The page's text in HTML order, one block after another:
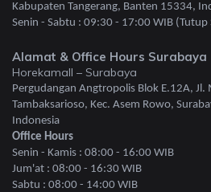
Kabupaten Tangerang, Banten 15334,
Senin - Sabtu : 09:30 - 17:00 WIB (Tutup
Alamat & Office Hours Surabaya
Horekamall – Surabaya
Pergudangan Angtropolis Blok E.12A,
Tambaksarioso, Kec. Asem Rowo,
Indonesia
Office Hours
Senin - Kamis : 08:00 - 16:00 WIB
Jum'at : 08:00 - 16:30 WIB
Sabtu : 08:00 - 14:00 WIB